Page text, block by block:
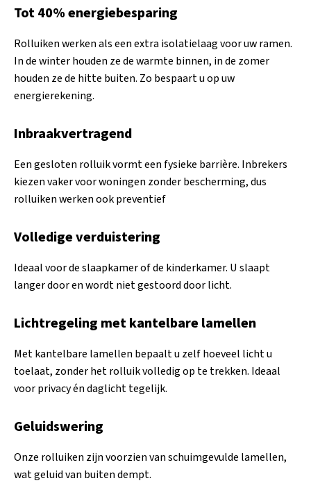
Tot 40% energiebesparing
Rolluiken werken als een extra isolatielaag voor uw ramen.
In de winter houden ze de warmte binnen, in de zomer
houden ze de hitte buiten. Zo bespaart u op uw
energierekening.
Inbraakvertragend
Een gesloten rolluik vormt een fysieke barrière. Inbrekers
kiezen vaker voor woningen zonder bescherming, dus
rolluiken werken ook preventief
Volledige verduistering
Ideaal voor de slaapkamer of de kinderkamer. U slaapt
langer door en wordt niet gestoord door licht.
Lichtregeling met kantelbare lamellen
Met kantelbare lamellen bepaalt u zelf hoeveel licht u
toelaat, zonder het rolluik volledig op te trekken. Ideaal
voor privacy én daglicht tegelijk.
Geluidswering
Onze rolluiken zijn voorzien van schuimgevulde lamellen,
wat geluid van buiten dempt.